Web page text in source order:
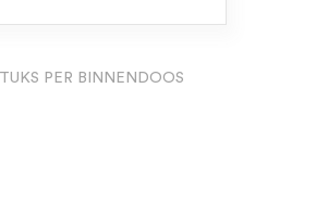
PER BINNENDOOS